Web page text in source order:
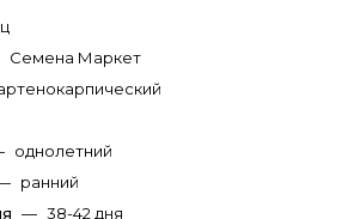
Семена Маркет
однолетний
ранний
— 38-42 дня